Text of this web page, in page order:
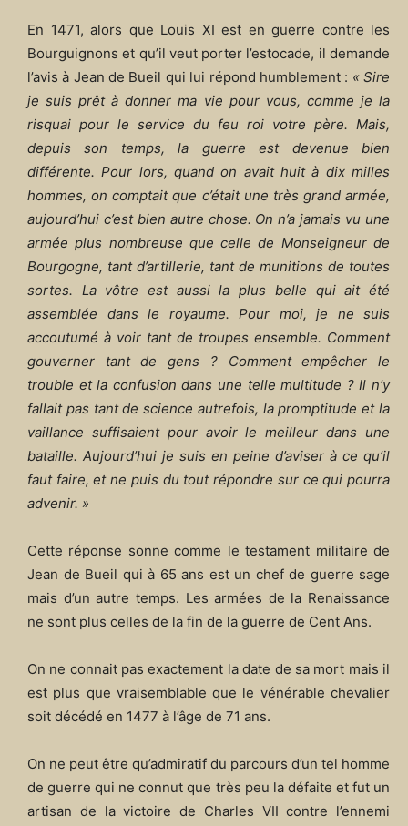
En 1471, alors que Louis XI est en guerre contre les
Bourguignons et qu’il veut porter l’estocade, il demande
l’avis à Jean de Bueil qui lui répond humblement : « Sire
je suis prêt à donner ma vie pour vous, comme je la
risquai pour le service du feu roi votre père. Mais,
depuis son temps, la guerre est devenue bien
différente. Pour lors, quand on avait huit à dix milles
hommes, on comptait que c’était une très grand armée,
aujourd’hui c’est bien autre chose. On n’a jamais vu une
armée plus nombreuse que celle de Monseigneur de
Bourgogne, tant d’artillerie, tant de munitions de toutes
sortes. La vôtre est aussi la plus belle qui ait été
assemblée dans le royaume. Pour moi, je ne suis
accoutumé à voir tant de troupes ensemble. Comment
gouverner tant de gens ? Comment empêcher le
trouble et la confusion dans une telle multitude ? Il n’y
fallait pas tant de science autrefois, la promptitude et la
vaillance suffisaient pour avoir le meilleur dans une
bataille. Aujourd’hui je suis en peine d’aviser à ce qu’il
faut faire, et ne puis du tout répondre sur ce qui pourra
advenir. »
Cette réponse sonne comme le testament militaire de
Jean de Bueil qui à 65 ans est un chef de guerre sage
mais d’un autre temps. Les armées de la Renaissance
ne sont plus celles de la fin de la guerre de Cent Ans.
On ne connait pas exactement la date de sa mort mais il
est plus que vraisemblable que le vénérable chevalier
soit décédé en 1477 à l’âge de 71 ans.
On ne peut être qu’admiratif du parcours d’un tel homme
de guerre qui ne connut que très peu la défaite et fut un
artisan de la victoire de Charles VII contre l’ennemi